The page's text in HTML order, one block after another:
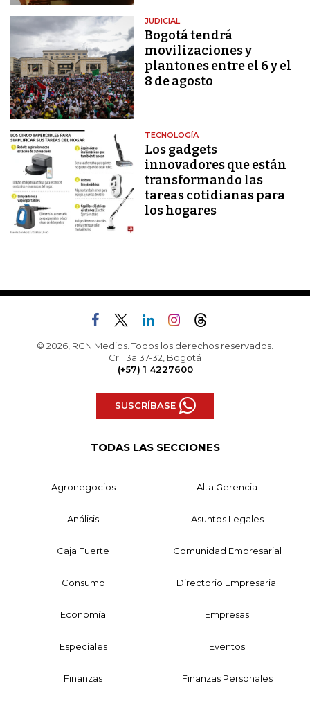
JUDICIAL
Bogotá tendrá
movilizaciones y
plantones entre el 6 y el
8 de agosto
TECNOLOGÍA
Los gadgets
innovadores que están
transformando las
tareas cotidianas para
los hogares
© 2026, RCN Medios. Todos los derechos reservados.
Cr. 13a 37-32, Bogotá
(+57) 1 4227600
SUSCRÍBASE
TODAS LAS SECCIONES
Agronegocios Alta Gerencia
Análisis Asuntos Legales
Caja Fuerte Comunidad Empresarial
Consumo Directorio Empresarial
Economía Empresas
Especiales Eventos
Finanzas Finanzas Personales